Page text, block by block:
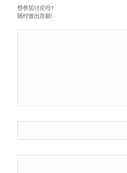
想参加讨论吗?
随时做出贡献!